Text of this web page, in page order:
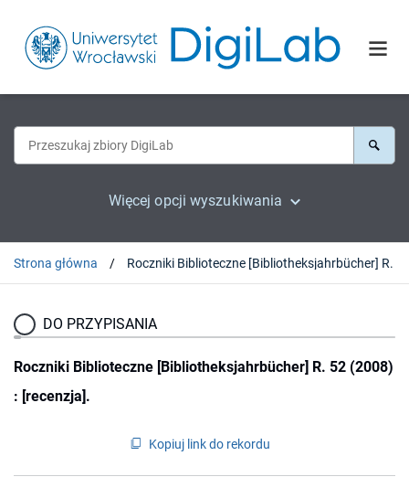
Więcej opcji wyszukiwania
Strona główna
DO PRZYPISANIA
Roczniki Biblioteczne [Bibliotheksjahrbücher] R. 52 (2008)
: [recenzja].
Kopiuj link do rekordu